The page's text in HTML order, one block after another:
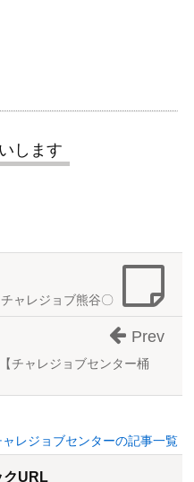
します
ャレジョブ熊谷〇
チャレジョブセンター桶
Prev
レジョブセンターの記事一覧
クURL